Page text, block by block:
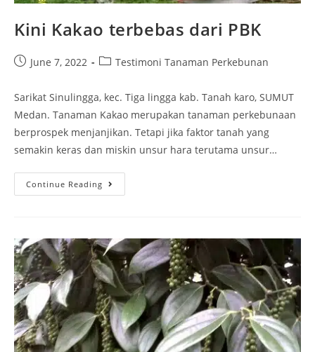
Kini Kakao terbebas dari PBK
June 7, 2022 Testimoni Tanaman Perkebunan
Sarikat Sinulingga, kec. Tiga lingga kab. Tanah karo, SUMUT
Medan. Tanaman Kakao merupakan tanaman perkebunaan
berprospek menjanjikan. Tetapi jika faktor tanah yang
semakin keras dan miskin unsur hara terutama unsur…
Continue Reading